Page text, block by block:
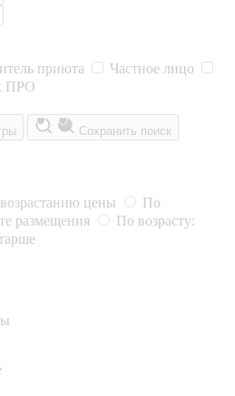
приюта
Частное лицо
ПРО
Сохранить поиск
цены
По
размещения
По возрасту: